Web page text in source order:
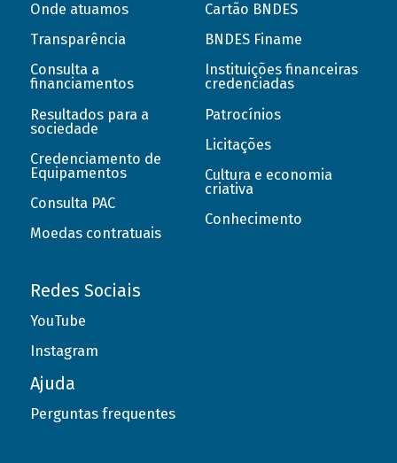
Onde atuamos
Transparência
Consulta a
financiamentos
Resultados para a
sociedade
Credenciamento de
Equipamentos
Consulta PAC
Moedas contratuais
Cartão BNDES
BNDES Finame
Instituições financeiras
credenciadas
Patrocínios
Licitações
Cultura e economia
criativa
Conhecimento
Redes Sociais
YouTube
Instagram
Ajuda
Perguntas frequentes